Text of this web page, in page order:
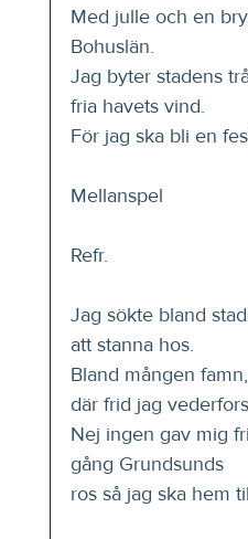
Med julle och en
Bohuslän.
Jag byter stadens
fria havets vind.
För jag ska bli en
Mellanspel
Refr.
Jag sökte bland
att stanna hos.
Bland mången
där frid jag vederfors
Nej ingen gav mig
gång Grundsunds
ros så jag ska hem